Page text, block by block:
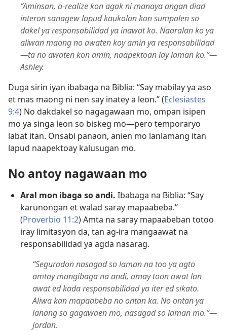
“Aminsan, a-realize kon agak ni manaya angan diad
interon sanagew lapud kaukolan kon sumpalen so
dakel ya responsabilidad ya inawat ko. Naaralan ko ya
aliwan maong no awaten koy amin ya responsabilidad​
—ta no awaten kon amin, naapektoan lay laman ko.”​—
Ashley.
Duga sirin iyan ibabaga na Biblia: “Say mabilay ya aso
et mas maong ni nen say inatey a leon.” (Eclesiastes
9:4) No dakdakel so nagagawaan mo, ompan isipen
mo ya singa leon so biskeg mo​—pero temporaryo
labat itan. Onsabi panaon, anien mo lanlamang itan
lapud naapektoay kalusugan mo.
No antoy nagawaan mo
Aral mon ibaga so andi. Ibabaga na Biblia: “Say
karunongan et walad saray mapaabeba.”
(Proverbio 11:2) Amta na saray mapaabeban totoo
iray limitasyon da, tan ag-ira mangaawat na
responsabilidad ya agda nasarag.
“Seguradon nasagad so laman na too ya agto
amtay mangibaga na andi, amay toon awat lan
awat ed kada responsabilidad ya iter ed sikato.
Aliwa kan mapaabeba no ontan ka. No ontan ya
lanang so gagawaen mo, nasagad so laman mo.”​—
Jordan.